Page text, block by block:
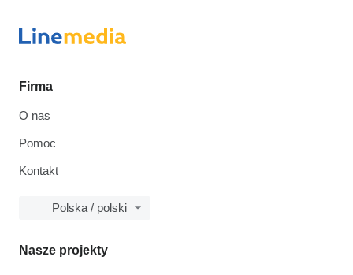
Firma
O nas
Pomoc
Kontakt
Polska / polski
Nasze projekty